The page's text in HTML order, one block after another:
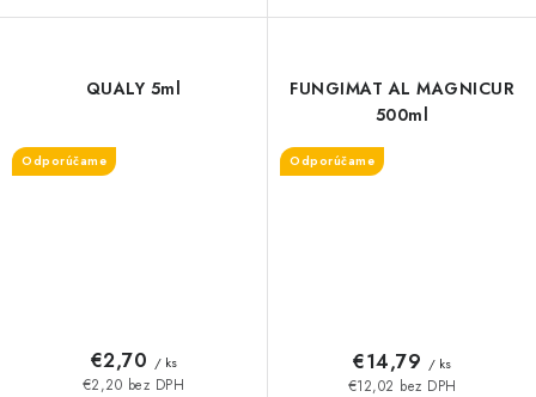
QUALY 5ml
Odporúčame
€2,20 bez DPH
€2,70 / ks
FUNGIMAT AL MAGNICUR
500ml
Odporúčame
€12,02 bez DPH
€14,79 / ks